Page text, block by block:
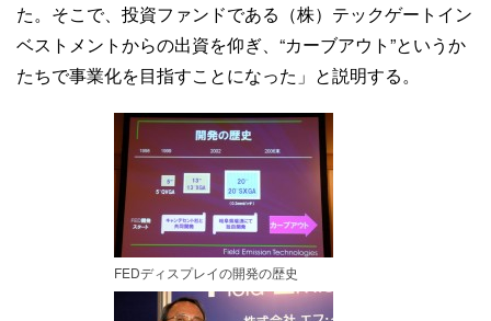
た。そこで、投資ファンドである（株）テックゲートイン
ベストメントからの出資を仰ぎ、“カーブアウト”というか
たちで事業化を目指すことになった」と説明する。
FEDディスプレイの開発の歴史